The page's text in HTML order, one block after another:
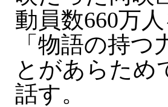
動員数660万
「物語の持
とがあらため
話す。